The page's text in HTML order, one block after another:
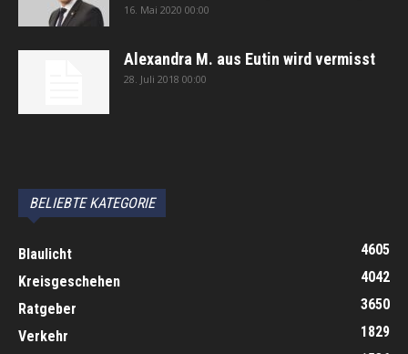
16. Mai 2020 00:00
Alexandra M. aus Eutin wird vermisst
28. Juli 2018 00:00
BELIEBTE KATEGORIE
Blaulicht
4605
Kreisgeschehen
4042
Ratgeber
3650
Verkehr
1829